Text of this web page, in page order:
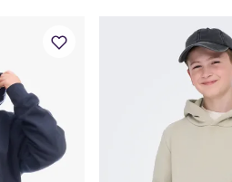
78
86
170 89
Størrelsesguide jenter: